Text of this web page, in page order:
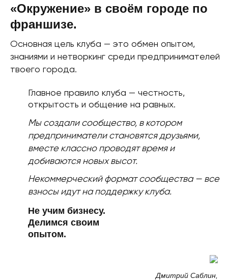
«Окружение» в своём городе по
франшизе.
Основная цель клуба — это обмен опытом,
знаниями и нетворкинг среди предпринимателей
твоего города.
Главное правило клуба — честность,
открытость и общение на равных.
Мы создали сообщество, в котором
предприниматели становятся друзьями,
вместе классно проводят время и
добиваются новых высот.
Некоммерческий формат сообщества — все
взносы идут на поддержку клуба.
Не учим бизнесу.
Делимся своим
опытом.
Дмитрий Саблин,